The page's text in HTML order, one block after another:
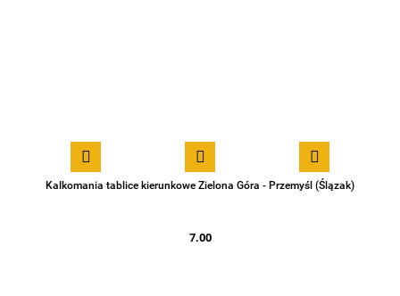
Kalkomania tablice kierunkowe Zielona Góra - Przemyśl (Ślązak)
7.00